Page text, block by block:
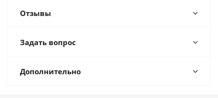
Отзывы
Задать вопрос
Дополнительно